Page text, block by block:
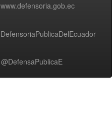
www.defensoria.gob.ec
DefensoriaPublicaDelEcuador
@DefensaPublicaE